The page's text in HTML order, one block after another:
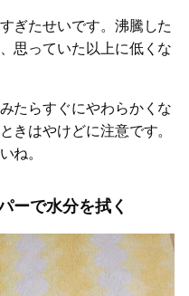
ぎたせいです。沸騰した
思っていた以上に低くな
たらすぐにやわらかくな
きはやけどに注意です。
ね。
で水分を拭く